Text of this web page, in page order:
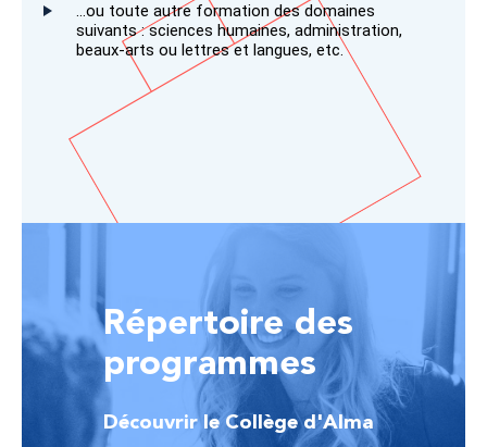
…ou toute autre formation des domaines
suivants : sciences humaines, administration,
beaux-arts ou lettres et langues, etc.
Répertoire des
programmes
Découvrir le Collège d'Alma